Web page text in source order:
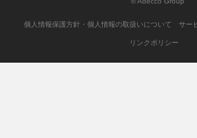
個人情報保護方針・個人情報の取扱いについて サー
リンクポリシー